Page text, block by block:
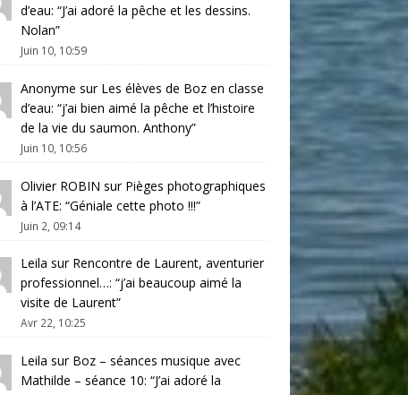
d’eau: “J’ai adoré la pêche et les dessins.
Nolan”
Juin 10, 10:59
Anonyme sur Les élèves de Boz en classe
d’eau: “j’ai bien aimé la pêche et l’histoire
de la vie du saumon. Anthony”
Juin 10, 10:56
Olivier ROBIN sur Pièges photographiques
à l’ATE: “Géniale cette photo !!!”
Juin 2, 09:14
Leila sur Rencontre de Laurent, aventurier
professionnel…: “j’ai beaucoup aimé la
visite de Laurent”
Avr 22, 10:25
Leila sur Boz – séances musique avec
Mathilde – séance 10: “J’ai adoré la